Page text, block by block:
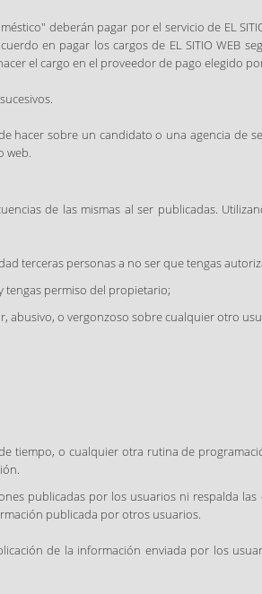
deberán pagar por el servicio de EL
en pagar los cargos de EL SITIO WEB
el cargo en el proveedor de pago elegido
hacer sobre un candidato o una agencia de
web.
de las mismas al ser publicadas.
terceras personas a no ser que tengas
tengas permiso del propietario;
abusivo, o vergonzoso sobre cualquier otro
tiempo, o cualquier otra rutina de
publicadas por los usuarios ni respalda
publicada por otros usuarios.
de la información enviada por los